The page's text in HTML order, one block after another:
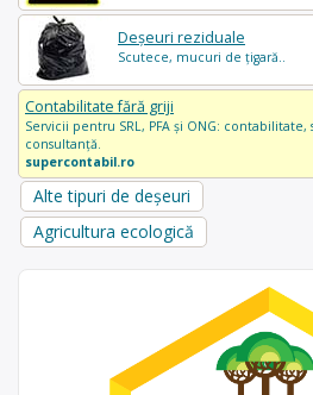
Deșeuri reziduale
Scutece, mucuri de țigară..
Contabilitate fără griji
Servicii pentru SRL, PFA și ONG: contabilitate,
consultanță.
supercontabil.ro
Alte tipuri de deșeuri
Agricultura ecologică